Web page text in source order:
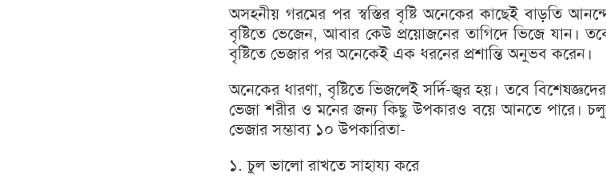
অসহনীয় গরমের পর স্বস্তির বৃষ্টি অনেকের কাছেই বাড়তি
বৃষ্টিতে ভেজেন, আবার কেউ প্রয়োজনের তাগিদে ভিজে যান।
বৃষ্টিতে ভেজার পর অনেকেই এক ধরনের প্রশান্তি অনুভব করেন।
অনেকের ধারণা, বৃষ্টিতে ভিজলেই সর্দি-জ্বর হয়। তবে
ভেজা শরীর ও মনের জন্য কিছু উপকারও বয়ে আনতে পারে।
ভেজার সম্ভাব্য ১০ উপকারিতা-
১. চুল ভালো রাখতে সাহায্য করে